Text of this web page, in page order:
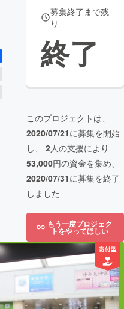
募集終了まで残
り
終了
このプロジェクトは、
2020/07/21に募集を開始
し、 2人の支援により
53,000円の資金を集め、
2020/07/31に募集を終了
しました
もう一度プロジェク
トをやってほしい